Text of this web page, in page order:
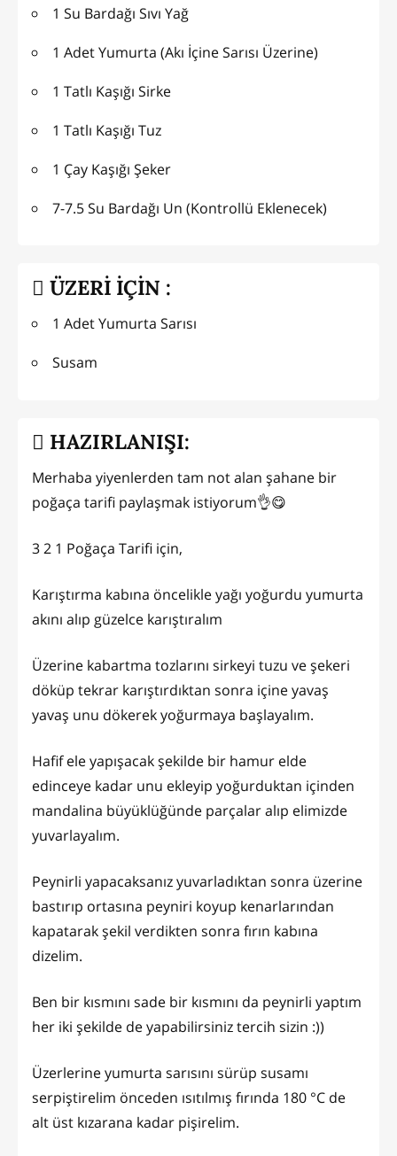
1 Su Bardağı Sıvı Yağ
1 Adet Yumurta (Akı İçine Sarısı Üzerine)
1 Tatlı Kaşığı Sirke
1 Tatlı Kaşığı Tuz
1 Çay Kaşığı Şeker
7-7.5 Su Bardağı Un (Kontrollü Eklenecek)
ÜZERİ İÇİN :
1 Adet Yumurta Sarısı
Susam
HAZIRLANIŞI:
Merhaba yiyenlerden tam not alan şahane bir
poğaça tarifi paylaşmak istiyorum👌😋
3 2 1 Poğaça Tarifi için,
Karıştırma kabına öncelikle yağı yoğurdu yumurta
akını alıp güzelce karıştıralım
Üzerine kabartma tozlarını sirkeyi tuzu ve şekeri
döküp tekrar karıştırdıktan sonra içine yavaş
yavaş unu dökerek yoğurmaya başlayalım.
Hafif ele yapışacak şekilde bir hamur elde
edinceye kadar unu ekleyip yoğurduktan içinden
mandalina büyüklüğünde parçalar alıp elimizde
yuvarlayalım.
Peynirli yapacaksanız yuvarladıktan sonra üzerine
bastırıp ortasına peyniri koyup kenarlarından
kapatarak şekil verdikten sonra fırın kabına
dizelim.
Ben bir kısmını sade bir kısmını da peynirli yaptım
her iki şekilde de yapabilirsiniz tercih sizin :))
Üzerlerine yumurta sarısını sürüp susamı
serpiştirelim önceden ısıtılmış fırında 180 °C de
alt üst kızarana kadar pişirelim.